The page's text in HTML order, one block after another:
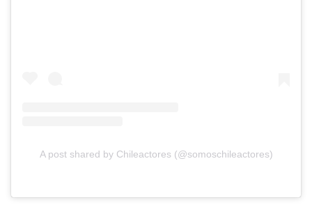
A post shared by Chileactores (@somoschileactores)